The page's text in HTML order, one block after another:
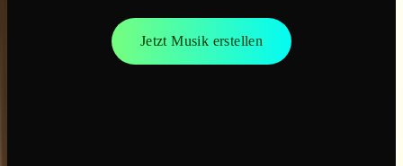
Jetzt Musik erstellen